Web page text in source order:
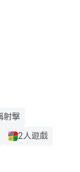
音樂，為真
雄勝利
射擊
2人遊戲